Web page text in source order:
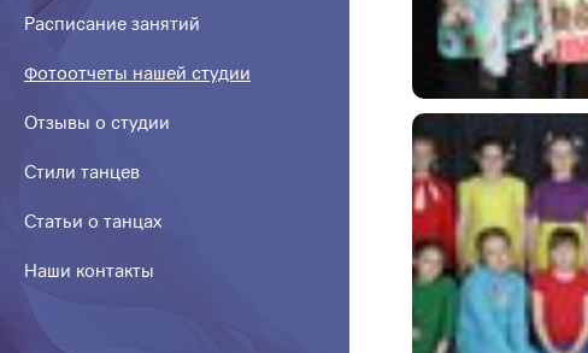
Расписание занятий
Фотоотчеты нашей студии
Отзывы о студии
Стили танцев
Статьи о танцах
Наши контакты